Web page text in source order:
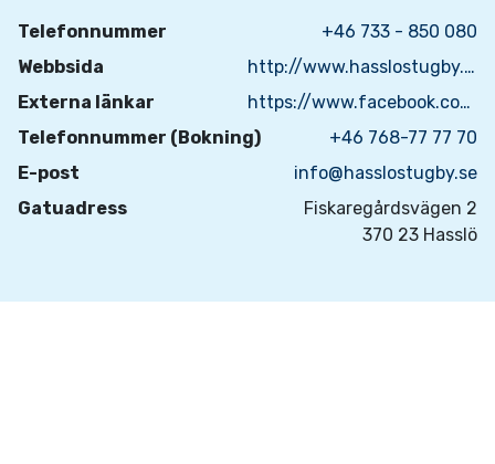
Telefonnummer
+46 733 - 850 080
Webbsida
http://www.hasslostugby.se/index.html
Externa länkar
https://www.facebook.com/pages/Hassl%C3%B6-Stugby/1440073149563711?fref=ts
Telefonnummer (Bokning)
+46 768-77 77 70
E-post
info@hasslostugby.se
Gatuadress
Fiskaregårdsvägen 2
370 23 Hasslö